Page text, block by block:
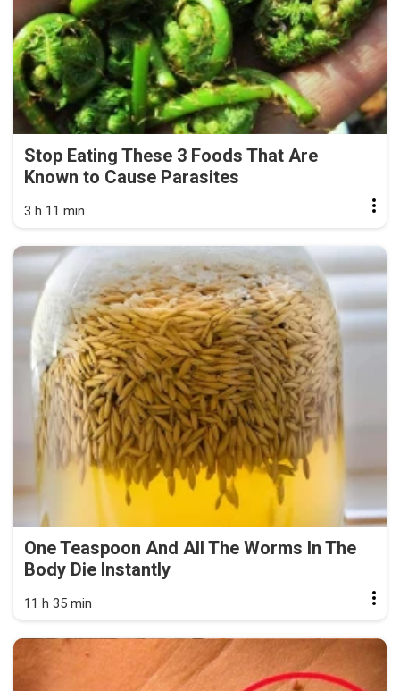
Stop Eating These 3 Foods That Are
Known to Cause Parasites
3 h 11 min
One Teaspoon And All The Worms In The
Body Die Instantly
11 h 35 min